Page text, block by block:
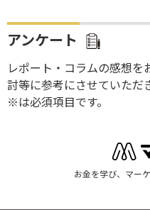
アンケート
レポート・コラムの感想
討等に参考にさせていただ
※は必須項目です。
お金を学び、マー